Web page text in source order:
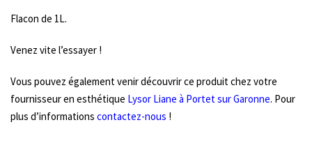
Flacon de 1L.
Venez vite l’essayer !
Vous pouvez également venir découvrir ce produit chez votre
fournisseur en esthétique Lysor Liane à Portet sur Garonne. Pour
plus d’informations contactez-nous !